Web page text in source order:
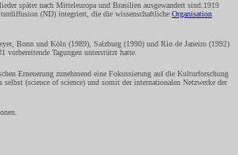
später nach Mitteleuropa und Brasilien ausgewandert sind.1919
(ND) integriert, die die wissenschaftliche Organisation
Bonn und Köln (1989), Salzburg (1990) und Rio de Janeiro (1992)
Tagungen unterstützt hatte.
Erneuerung zunehmend eine Fokussierung auf die Kulturforschung
(science of science) und somit der internationalen Netzwerke der